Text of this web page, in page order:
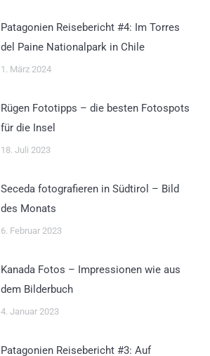
Patagonien Reisebericht #4: Im Torres
del Paine Nationalpark in Chile
1. März 2024
Rügen Fototipps – die besten Fotospots
für die Insel
18. Juli 2023
Seceda fotografieren in Südtirol – Bild
des Monats
6. Februar 2023
Kanada Fotos – Impressionen wie aus
dem Bilderbuch
4. Januar 2023
Patagonien Reisebericht #3: Auf